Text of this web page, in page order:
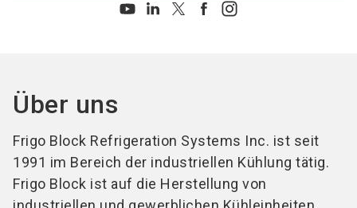
Über uns
Frigo Block Refrigeration Systems Inc. ist seit
1991 im Bereich der industriellen Kühlung tätig.
Frigo Block ist auf die Herstellung von